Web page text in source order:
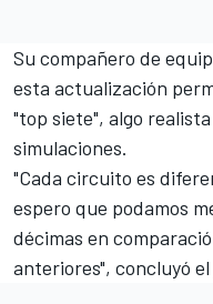
Su compañero de
esta actualización
"top siete", algo
simulaciones.
"Cada circuito es
espero que podamos
décimas en
anteriores", concluyó el